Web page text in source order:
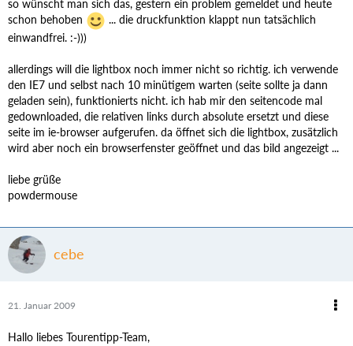
so wünscht man sich das, gestern ein problem gemeldet und heute
schon behoben
... die druckfunktion klappt nun tatsächlich
einwandfrei. :-)))
allerdings will die lightbox noch immer nicht so richtig. ich verwende
den IE7 und selbst nach 10 minütigem warten (seite sollte ja dann
geladen sein), funktionierts nicht. ich hab mir den seitencode mal
gedownloaded, die relativen links durch absolute ersetzt und diese
seite im ie-browser aufgerufen. da öffnet sich die lightbox, zusätzlich
wird aber noch ein browserfenster geöffnet und das bild angezeigt ...
liebe grüße
powdermouse
cebe
21. Januar 2009
Hallo liebes Tourentipp-Team,